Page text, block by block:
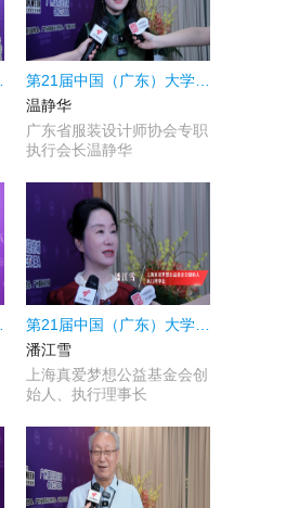
琳琳/刘钰莹
第21届中国（广东）大学生时装周|采访广东省服装设计师协会专职执行会长温静华
温静华
广东省服装设计师协会专职
执行会长温静华
学生李冠
第21届中国（广东）大学生时装周|采访上海真爱梦想公益基金会创始人、执行理事长潘江雪
潘江雪
上海真爱梦想公益基金会创
始人、执行理事长